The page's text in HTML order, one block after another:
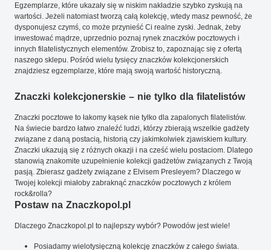
Egzemplarze, które ukazały się w niskim nakładzie szybko zyskują na
wartości. Jeżeli natomiast tworzą całą kolekcję, wtedy masz pewność, że
dysponujesz czymś, co może przynieść Ci realne zyski. Jednak, żeby
inwestować mądrze, uprzednio poznaj rynek znaczków pocztowych i
innych filatelistycznych elementów. Zrobisz to, zapoznając się z ofertą
naszego sklepu. Pośród wielu tysięcy znaczków kolekcjonerskich
znajdziesz egzemplarze, które mają swoją wartość historyczną.
Znaczki kolekcjonerskie – nie tylko dla filatelistów
Znaczki pocztowe to łakomy kąsek nie tylko dla zapalonych filatelistów.
Na świecie bardzo łatwo znaleźć ludzi, którzy zbierają wszelkie gadżety
związane z daną postacią, historią czy jakimkolwiek zjawiskiem kultury.
Znaczki ukazują się z różnych okazji i na cześć wielu postaciom. Dlatego
stanowią znakomite uzupełnienie kolekcji gadżetów związanych z Twoją
pasją. Zbierasz gadżety związane z Elvisem Presleyem? Dlaczego w
Twojej kolekcji miałoby zabraknąć znaczków pocztowych z królem
rock&rolla?
Postaw na Znaczkopol.pl
Dlaczego Znaczkopol.pl to najlepszy wybór? Powodów jest wiele!
Posiadamy wielotysięczną kolekcję znaczków z całego świata.